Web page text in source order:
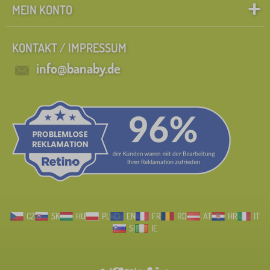
MEIN KONTO
KONTAKT / IMPRESSUM
info@banaby.de
CZ SK HU PL EN FR RO AT HR
IT
SI
IE